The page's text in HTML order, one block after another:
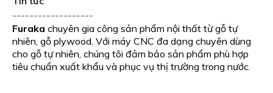
-------------------
Furaka chuyên gia công sản phẩm nội thất từ gỗ tự
nhiên, gỗ plywood. Với máy CNC đa dạng chuyên dùng
cho gỗ tự nhiên, chúng tôi đảm bảo sản phẩm phù hợp
tiêu chuẩn xuất khẩu và phục vụ thị trường trong nước.